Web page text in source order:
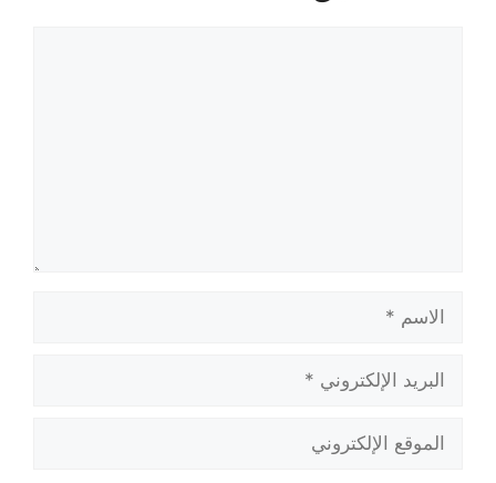
الاسم
البريد
الإلكتروني
الموقع
الإلكتروني